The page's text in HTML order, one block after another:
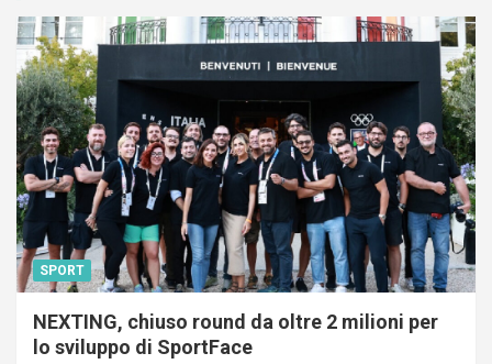
SPORT
NEXTING, chiuso round da oltre 2 milioni per
lo sviluppo di SportFace